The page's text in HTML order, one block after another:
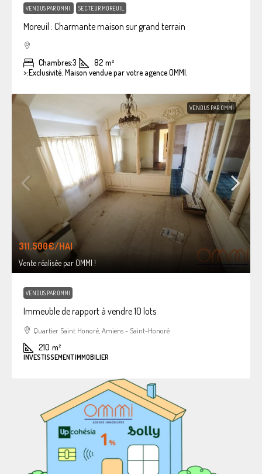
VENDUS PAR OMMI SECTEUR MOREUIL
Moreuil : Charmante maison sur grand terrain
Chambres:3 82 m²
>:Exclusivité. Maison vendue par votre agence OMMI.
VENDUS PAR OMMI
311.500€/HAI
Vente réalisée par OMMI !
VENDUS PAR OMMI
Immeuble de rapport à vendre 10 lots
Quartier Saint Honoré, Amiens - Saint-Honoré
210 m²
INVESTISSEMENT IMMOBILIER